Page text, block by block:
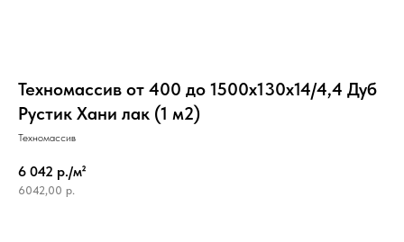
Техномассив от 400 до 1500х130х14/4,4 Дуб
Рустик Хани лак (1 м2)
Техномассив
6 042 р./м²
6042,00 р.